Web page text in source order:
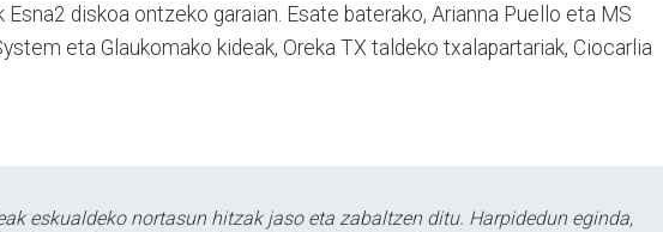
Esna2 diskoa ontzeko garaian. Esate baterako, Arianna Puello eta MS
eta Glaukomako kideak, Oreka TX taldeko txalapartariak, Ciocarlia
eskualdeko nortasun hitzak jaso eta zabaltzen ditu. Harpidedun eginda,